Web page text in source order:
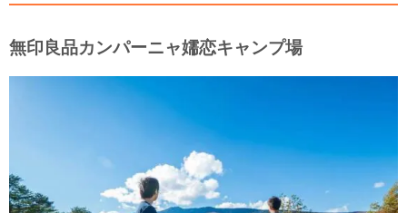
無印良品カンパーニャ嬬恋キャンプ場